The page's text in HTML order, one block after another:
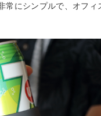
常にシンプルで、オフ